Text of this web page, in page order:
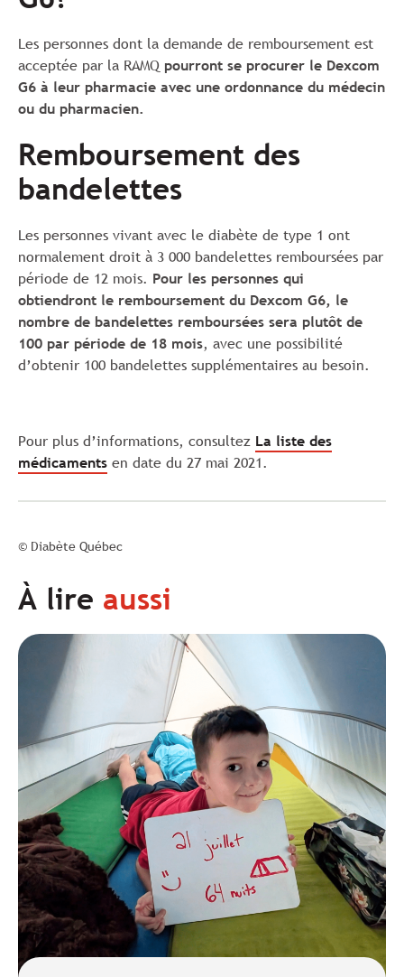
Les personnes dont la demande de remboursement est
acceptée par la RAMQ pourront se procurer le Dexcom
G6 à leur pharmacie avec une ordonnance du médecin
ou du pharmacien.
Remboursement des
bandelettes
Les personnes vivant avec le diabète de type 1 ont
normalement droit à 3 000 bandelettes remboursées par
période de 12 mois. Pour les personnes qui
obtiendront le remboursement du Dexcom G6, le
nombre de bandelettes remboursées sera plutôt de
100 par période de 18 mois, avec une possibilité
d’obtenir 100 bandelettes supplémentaires au besoin.
Pour plus d’informations, consultez La liste des
médicaments en date du 27 mai 2021.
© Diabète Québec
À lire aussi